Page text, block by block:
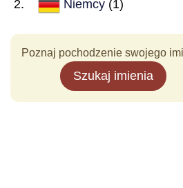
Niemcy (1)
Poznaj pochodzenie swojego
Szukaj imienia